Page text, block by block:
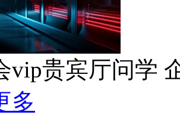
vip贵宾厅问学
多